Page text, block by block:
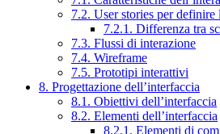
7.2. User stories per definire
7.2.1. Differenza tra
7.3. Flussi di interazione
7.4. Wireframe
7.5. Prototipi interattivi
8. Progettazione dell’interfaccia
8.1. Obiettivi dell’interfaccia
8.2. Elementi dell’interfaccia
8.2.1. Elementi di